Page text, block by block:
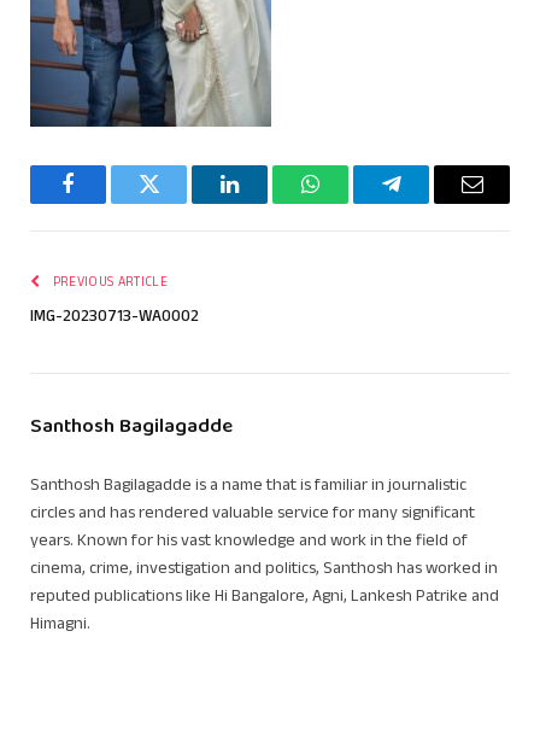
FacebookTwitter LinkedInWhatsAppTelegramEmail
PREVIOUS ARTICLE
IMG-20230713-WA0002
Santhosh Bagilagadde
Santhosh Bagilagadde is a name that is familiar in journalistic
circles and has rendered valuable service for many significant
years. Known for his vast knowledge and work in the field of
cinema, crime, investigation and politics, Santhosh has worked in
reputed publications like Hi Bangalore, Agni, Lankesh Patrike and
Himagni.